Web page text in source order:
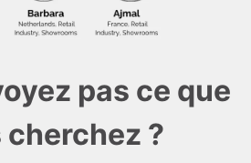
pas ce que
cherchez ?